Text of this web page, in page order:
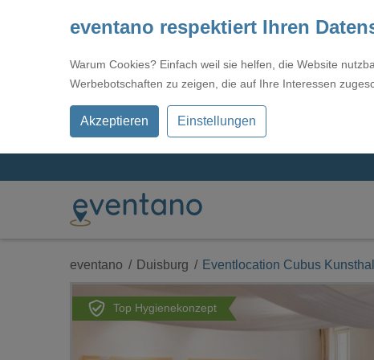
eventano respektiert Ihren
Warum Cookies? Einfach weil sie helfen, die Website
Werbebotschaften zu zeigen, die auf Ihre Interessen
Akzeptieren Einstellungen
eventano Duisburg Eventlocation Cubus
Top Hygienekonzept